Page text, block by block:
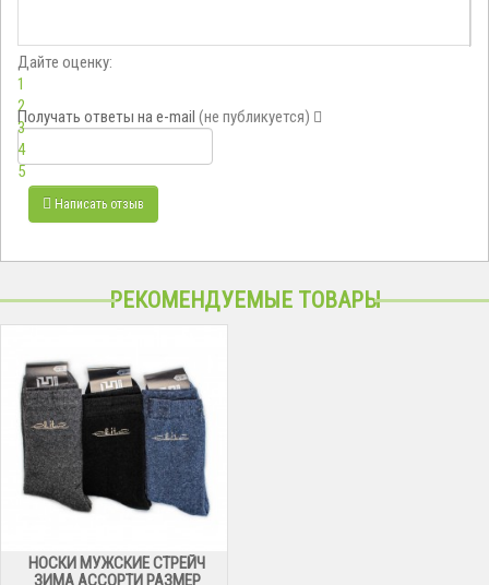
Дайте оценку:
1
2
3
4
5
Получать ответы на e-mail (не публикуется)
Написать отзыв
РЕКОМЕНДУЕМЫЕ ТОВАРЫ
НОСКИ МУЖСКИЕ СТРЕЙЧ
ЗИМА АССОРТИ РАЗМЕР